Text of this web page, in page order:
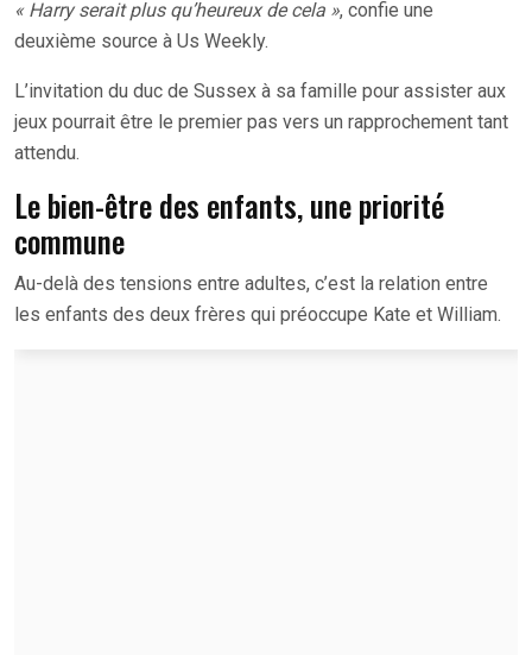
« Harry serait plus qu’heureux de cela », confie une
deuxième source à Us Weekly.
L’invitation du duc de Sussex à sa famille pour assister aux
jeux pourrait être le premier pas vers un rapprochement tant
attendu.
Le bien-être des enfants, une priorité
commune
Au-delà des tensions entre adultes, c’est la relation entre
les enfants des deux frères qui préoccupe Kate et William.